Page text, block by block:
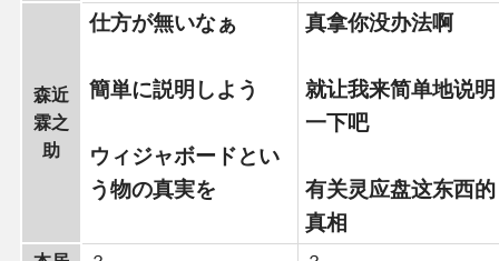
森近
霖之
助
仕方が無いなぁ
簡単に説明しよう
ウィジャボードとい
う物の真実を
真拿你没办法啊
就让我来简单地说明
一下吧
有关灵应盘这东西的
真相